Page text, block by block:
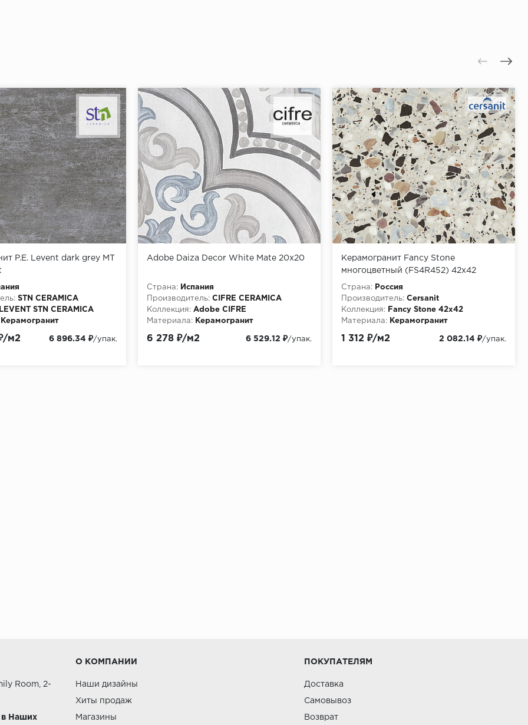
P.E. Levent dark grey MT
STN CERAMICA
LEVENT STN CERAMICA
Керамогранит
м2 6 896.34 ₽/упак.
Adobe Daiza Decor White Mate 20x20
Страна:
Испания
Производитель: CIFRE CERAMICA
Коллекция: Adobe CIFRE
Материала:
Керамогранит
6 278 ₽/м2 6 529.12 ₽/упак.
Керамогранит Fancy Stone
многоцветный (FS4R452) 42x42
(1,587м2/76,176м2/48уп)
Страна:
Россия
Производитель: Cersanit
Коллекция:
Fancy Stone 42х42
Материала:
Керамогранит
1 312 ₽/м2 2 082.14 ₽/упак.
Room, 2-
в Наших
О КОМПАНИИ
Наши дизайны
Хиты продаж
Магазины
ПОКУПАТЕЛЯМ
Доставка
Самовывоз
Возврат